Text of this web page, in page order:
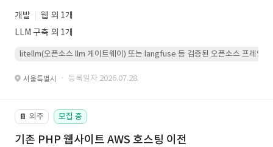
개발
웹 외 1개
LLM 구축 외 1개
litellm(오픈소스 llm 게이트웨이) 또는 langfuse 등 검증된 오픈소스 프레임워
서울특별시 · 등록일자 2026.07.28.
📔 외주 모집 중
기존 PHP 웹사이트 AWS 호스팅 이전